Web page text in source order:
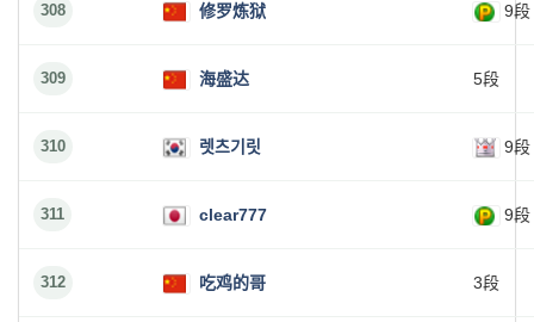
308 修罗炼狱 9段
309 海盛达 5段
310 렛츠기릿 9段
311 clear777 9段
312 吃鸡的哥 3段